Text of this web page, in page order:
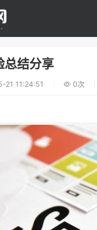
总结分享
21 11:24:51 0次